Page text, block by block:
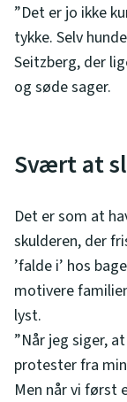
”Det er jo ikke
tykke. Selv
Seitzberg, der
og søde sager.
Svært at
Det er som at
skulderen, der
’falde i’ hos
motivere
lyst.
”Når jeg siger,
protester fra
Men når vi først